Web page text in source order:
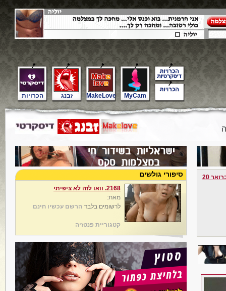
הכרויות זבנג MakeLove MyCam
20 סיפורי גולשים
2168. וואו לזה לא ציפיתי
מאת:
לרשומים בלבד הרשם עכשיו חינם
קטגוריית פנטזיה